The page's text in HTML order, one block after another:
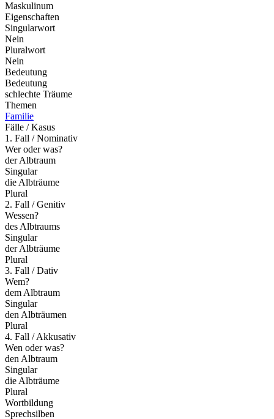
Maskulinum
Eigenschaften
Singularwort
Nein
Pluralwort
Nein
Bedeutung
Bedeutung
schlechte Träume
Themen
Familie
Fälle / Kasus
1. Fall / Nominativ
Wer oder was?
der Albtraum
Singular
die Albträume
Plural
2. Fall / Genitiv
Wessen?
des Albtraums
Singular
der Albträume
Plural
3. Fall / Dativ
Wem?
dem Albtraum
Singular
den Albträumen
Plural
4. Fall / Akkusativ
Wen oder was?
den Albtraum
Singular
die Albträume
Plural
Wortbildung
Sprechsilben